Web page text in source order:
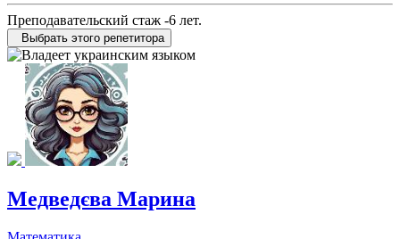
Преподавательский стаж -6 лет.
Выбрать этого репетитора
Медведєва Марина